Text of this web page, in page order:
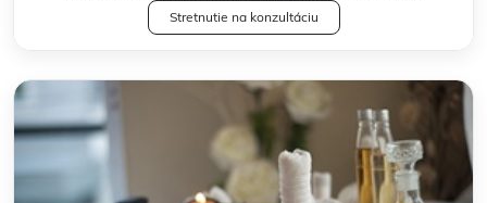
Stretnutie na konzultáciu